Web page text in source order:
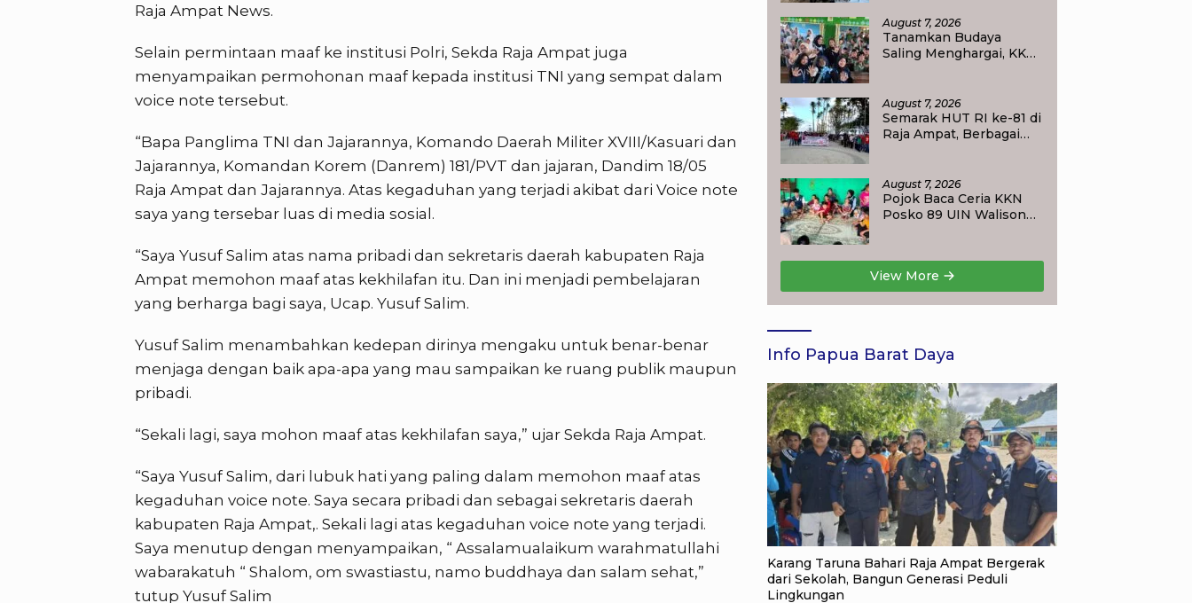
Raja Ampat News.
Selain permintaan maaf ke institusi Polri, Sekda Raja Ampat juga
menyampaikan permohonan maaf kepada institusi TNI yang sempat dalam
voice note tersebut.
“Bapa Panglima TNI dan Jajarannya, Komando Daerah Militer XVIII/Kasuari dan
Jajarannya, Komandan Korem (Danrem) 181/PVT dan jajaran, Dandim 18/05
Raja Ampat dan Jajarannya. Atas kegaduhan yang terjadi akibat dari Voice note
saya yang tersebar luas di media sosial.
“Saya Yusuf Salim atas nama pribadi dan sekretaris daerah kabupaten Raja
Ampat memohon maaf atas kekhilafan itu. Dan ini menjadi pembelajaran
yang berharga bagi saya, Ucap. Yusuf Salim.
Yusuf Salim menambahkan kedepan dirinya mengaku untuk benar-benar
menjaga dengan baik apa-apa yang mau sampaikan ke ruang publik maupun
pribadi.
“Sekali lagi, saya mohon maaf atas kekhilafan saya,” ujar Sekda Raja Ampat.
“Saya Yusuf Salim, dari lubuk hati yang paling dalam memohon maaf atas
kegaduhan voice note. Saya secara pribadi dan sebagai sekretaris daerah
kabupaten Raja Ampat,. Sekali lagi atas kegaduhan voice note yang terjadi.
Saya menutup dengan menyampaikan, “ Assalamualaikum warahmatullahi
wabarakatuh “ Shalom, om swastiastu, namo buddhaya dan salam sehat,”
tutup Yusuf Salim
untuk Melanjutkan
Pendidikan
August 7, 2026
Tanamkan Budaya
Saling Menghargai, KKN
tentang Bahaya Bullying
August 7, 2026
Semarak HUT RI ke-81 di
Raja Ampat, Berbagai
August 7, 2026
Pojok Baca Ceria KKN
Posko 89 UIN Walisongo
Sukorejo
View More
Info Papua Barat Daya
Karang Taruna Bahari Raja Ampat Bergerak
dari Sekolah, Bangun Generasi Peduli
Lingkungan